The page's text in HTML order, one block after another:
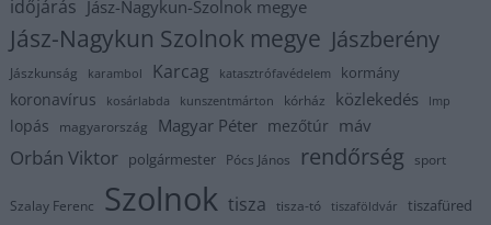
időjárás Jász-Nagykun-Szolnok megye
Jász-Nagykun Szolnok megye Jászberény
Jászkunság karambol Karcag katasztrófavédelem kormány
koronavírus kosárlabda kunszentmárton kórház közlekedés lmp
lopás magyarország Magyar Péter mezőtúr máv
Orbán Viktor polgármester Pócs János rendőrség sport
Szalay Ferenc Szolnok tisza tisza-tó tiszaföldvár tiszafüred